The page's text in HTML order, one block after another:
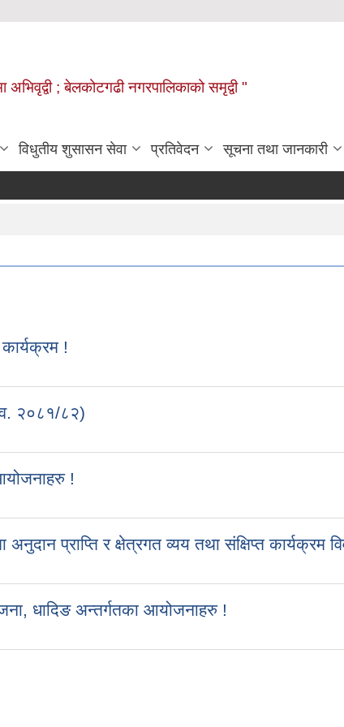
अभिवृद्वी ; बेलकोटगढी नगरपालिकाको समृद्वी "
विधुतीय शुसासन सेवा प्रतिवेदन सूचना तथा जानकारी
!
२०८१/८२)
!
प्राप्ति र क्षेत्रगत व्यय तथा संक्षिप्त कार्यक्रम
धादिङ अन्तर्गतका आयोजनाहरु !